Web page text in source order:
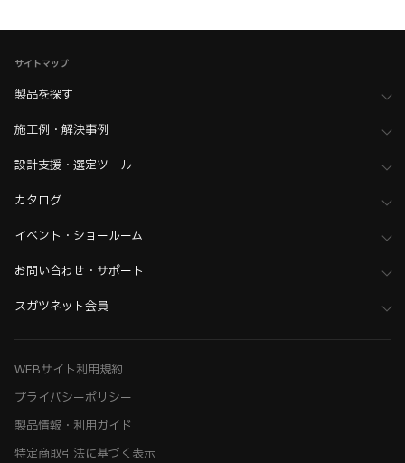
サイトマップ
製品を探す
施工例・解決事例
設計支援・選定ツール
カタログ
イベント・ショールーム
お問い合わせ・サポート
スガツネット会員
WEBサイト利用規約
プライバシーポリシー
製品情報・利用ガイド
特定商取引法に基づく表示